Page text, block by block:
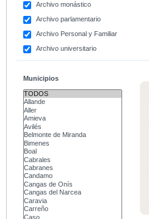
Archivo monástico
Archivo parlamentario
Archivo Personal y Familiar
Archivo universitario
Municipios